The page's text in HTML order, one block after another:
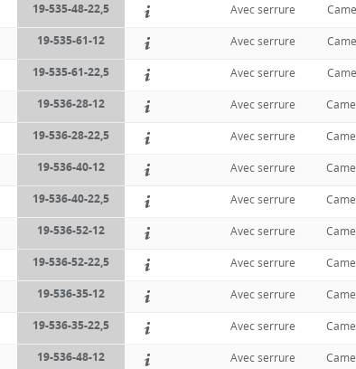
19-535-48-22,5 Avec serrure
19-535-61-12 Avec serrure
19-535-61-22,5 Avec serrure
19-536-28-12 Avec serrure
19-536-28-22,5 Avec serrure
19-536-40-12 Avec serrure
19-536-40-22,5 Avec serrure
19-536-52-12 Avec serrure
19-536-52-22,5 Avec serrure
19-536-35-12 Avec serrure
19-536-35-22,5 Avec serrure
19-536-48-12 Avec serrure